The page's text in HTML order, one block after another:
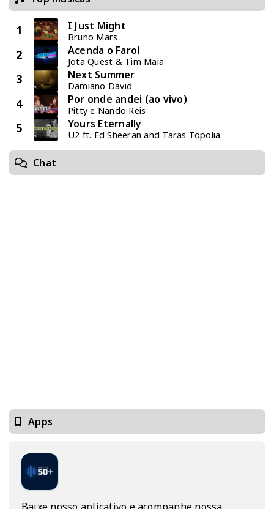
1 I Just Might
Bruno Mars
2 Acenda o Farol
Jota Quest & Tim Maia
3 Next Summer
Damiano David
4 Por onde andei (ao vivo)
Pitty e Nando Reis
5 Yours Eternally
U2 ft. Ed Sheeran and Taras Topolia
Chat
Apps